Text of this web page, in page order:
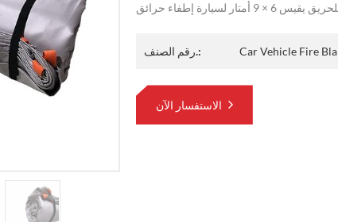
رقم الصنف.: Car Vehicle Fire Bla